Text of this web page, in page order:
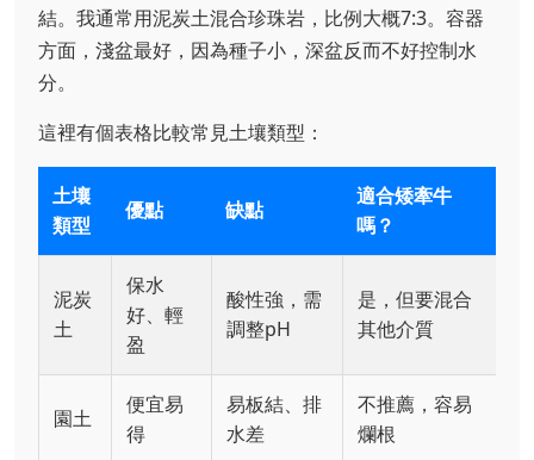
結。我通常用泥炭土混合珍珠岩，比例大概7:3。容器
方面，淺盆最好，因為種子小，深盆反而不好控制水
分。
這裡有個表格比較常見土壤類型：
土壤
類型
優點 缺點
適合矮牽牛
嗎？
泥炭
土
保水
好、輕
盈
酸性強，需
調整pH
是，但要混合
其他介質
園土
便宜易
得
易板結、排
水差
不推薦，容易
爛根